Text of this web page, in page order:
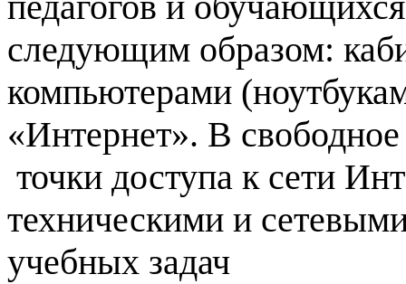
следующим образом:
компьютерами
«Интернет». В
точки доступа к сети
техническими и
учебных задач